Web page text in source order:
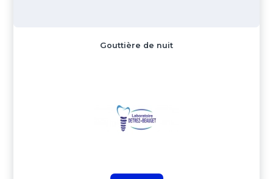
Gouttière de nuit